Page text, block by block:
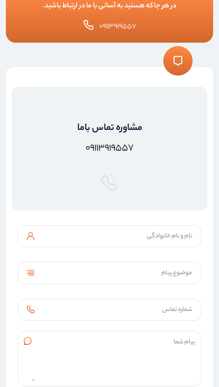
در هر جا که هستید به آسانی با ما در ارتباط باشید.
۰۹۱۱۳۹۱۹۵۵۷
مشاوره تماس باما
۰۹۱۱۳۹۱۹۵۵۷